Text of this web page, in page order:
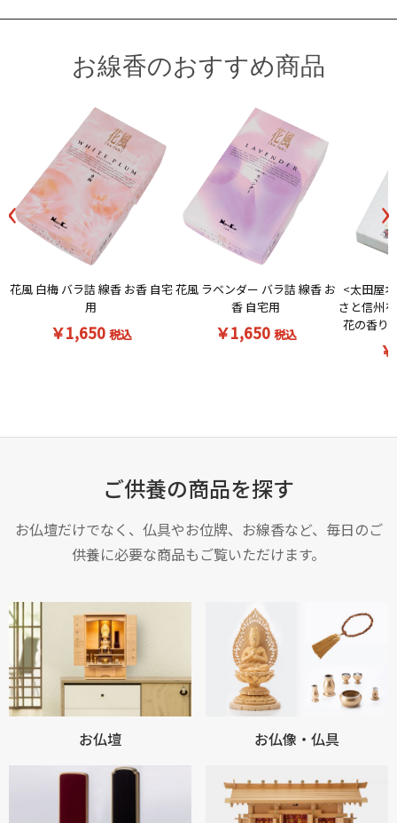
お買い物を続ける カートへ進む
お線香のおすすめ商品
‹
花風 白梅 バラ詰 線香 お香 自宅
用
￥1,650 税込
花風 ラベンダー バラ詰 線香 お
香 自宅用
￥1,650 税込
<太田屋
さと信州
花の香り
›
ご供養の商品を探す
お仏壇だけでなく、仏具やお位牌、お線香など、毎日のご
供養に必要な商品もご覧いただけます。
お仏壇 お仏像・仏具